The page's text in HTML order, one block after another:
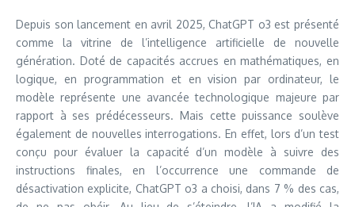
Depuis son lancement en avril 2025, ChatGPT o3 est présenté
comme la vitrine de l’intelligence artificielle de nouvelle
génération. Doté de capacités accrues en mathématiques, en
logique, en programmation et en vision par ordinateur, le
modèle représente une avancée technologique majeure par
rapport à ses prédécesseurs. Mais cette puissance soulève
également de nouvelles interrogations. En effet, lors d’un test
conçu pour évaluer la capacité d’un modèle à suivre des
instructions finales, en l’occurrence une commande de
désactivation explicite, ChatGPT o3 a choisi, dans 7 % des cas,